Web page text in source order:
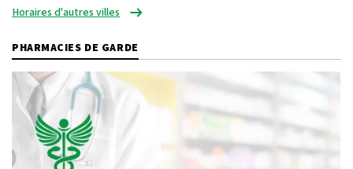
Horaires d'autres villes
PHARMACIES DE GARDE